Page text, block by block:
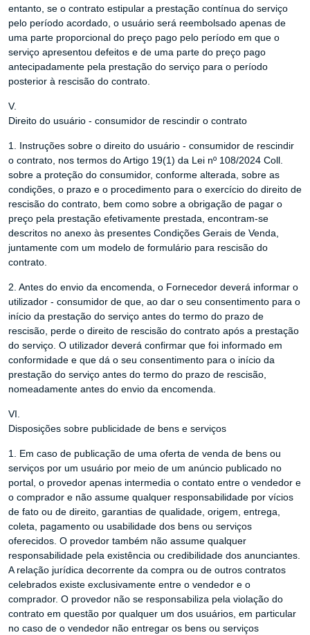
entanto, se o contrato estipular a prestação contínua do serviço
pelo período acordado, o usuário será reembolsado apenas de
uma parte proporcional do preço pago pelo período em que o
serviço apresentou defeitos e de uma parte do preço pago
antecipadamente pela prestação do serviço para o período
posterior à rescisão do contrato.
V.
Direito do usuário - consumidor de rescindir o contrato
1. Instruções sobre o direito do usuário - consumidor de rescindir
o contrato, nos termos do Artigo 19(1) da Lei nº 108/2024 Coll.
sobre a proteção do consumidor, conforme alterada, sobre as
condições, o prazo e o procedimento para o exercício do direito de
rescisão do contrato, bem como sobre a obrigação de pagar o
preço pela prestação efetivamente prestada, encontram-se
descritos no anexo às presentes Condições Gerais de Venda,
juntamente com um modelo de formulário para rescisão do
contrato.
2. Antes do envio da encomenda, o Fornecedor deverá informar o
utilizador - consumidor de que, ao dar o seu consentimento para o
início da prestação do serviço antes do termo do prazo de
rescisão, perde o direito de rescisão do contrato após a prestação
do serviço. O utilizador deverá confirmar que foi informado em
conformidade e que dá o seu consentimento para o início da
prestação do serviço antes do termo do prazo de rescisão,
nomeadamente antes do envio da encomenda.
VI.
Disposições sobre publicidade de bens e serviços
1. Em caso de publicação de uma oferta de venda de bens ou
serviços por um usuário por meio de um anúncio publicado no
portal, o provedor apenas intermedia o contato entre o vendedor e
o comprador e não assume qualquer responsabilidade por vícios
de fato ou de direito, garantias de qualidade, origem, entrega,
coleta, pagamento ou usabilidade dos bens ou serviços
oferecidos. O provedor também não assume qualquer
responsabilidade pela existência ou credibilidade dos anunciantes.
A relação jurídica decorrente da compra ou de outros contratos
celebrados existe exclusivamente entre o vendedor e o
comprador. O provedor não se responsabiliza pela violação do
contrato em questão por qualquer um dos usuários, em particular
no caso de o vendedor não entregar os bens ou serviços